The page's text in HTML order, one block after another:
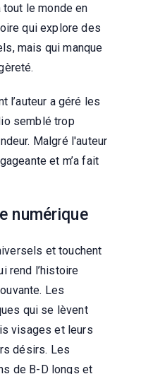
le monde en
qui explore des
mais qui manque
l’auteur a géré les
semblé trop
Malgré l'auteur
et m’a fait
numérique
et touchent
rend l’histoire
Les
qui se lèvent
visages et leurs
désirs. Les
de B-D longs et